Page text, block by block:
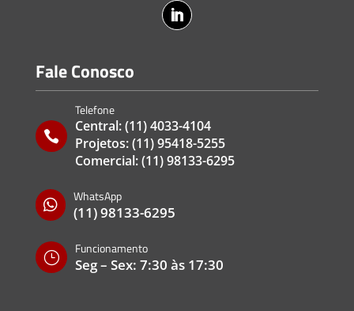
Fale Conosco

Telefone
Central:(11) 4033-4104
Projetos:(11) 95418-5255
Comercial:(11) 98133-6295

WhatsApp
(11) 98133-6295
}
Funcionamento
Seg – Sex: 7:30 às 17:30